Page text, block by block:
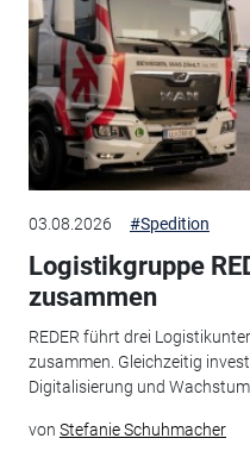
03.08.2026 #Spedition
Logistikgruppe
zusammen
REDER führt drei
zusammen. Gleichzeitig
Digitalisierung und
von Stefanie Schuhmacher